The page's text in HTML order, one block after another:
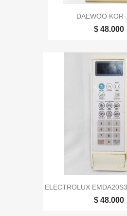
DAEWOO
$ 48.000
ELECTROLUX
$ 48.000